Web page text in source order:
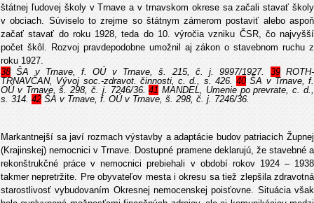
štátnej ľudovej školy v Trnave a v trnavskom okrese sa začali stavať školy
v obciach. Súviselo to zrejme so štátnym zámerom postaviť alebo aspoň
začať stavať do roku 1928, teda do 10. výročia vzniku ČSR, čo najvyšší
počet škôl. Rozvoj pravdepodobne umožnil aj zákon o stavebnom ruchu z
roku 1927.
38ŠA v Trnave, f. OÚ v Trnave, š. 215, č. j. 9997/1927. 39ROTH-
TRNAVČAN, Vývoj soc.-zdravot. činnosti, c. d., s. 426. 40ŠA v Trnave, f.
OÚ v Trnave, š. 298, č. j. 7246/36.41 MANDEL, Umenie po prevrate, c. d.,
s. 314. 42 ŠA v Trnave, f. OÚ v Trnave, š. 298, č. j. 7246/36.
Markantnejší sa javí rozmach výstavby a adaptácie budov patriacich Župnej
(Krajinskej) nemocnici v Trnave. Dostupné pramene deklarujú, že stavebné a
rekonštrukčné práce v nemocnici prebiehali v období rokov 1924 – 1938
takmer nepretržite. Pre obyvateľov mesta i okresu sa tiež zlepšila zdravotná
starostlivosť vybudovaním Okresnej nemocenskej poisťovne. Situácia však